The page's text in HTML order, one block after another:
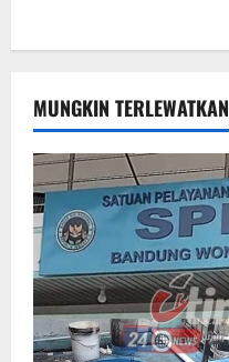
MUNGKIN TERLEWATKAN